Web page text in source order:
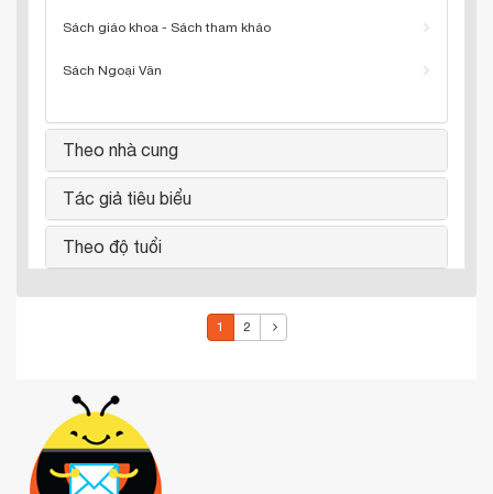
Sách giáo khoa - Sách tham khảo
Sách Ngoại Văn
Theo nhà cung
Tác giả tiêu biểu
Theo độ tuổi
1 2